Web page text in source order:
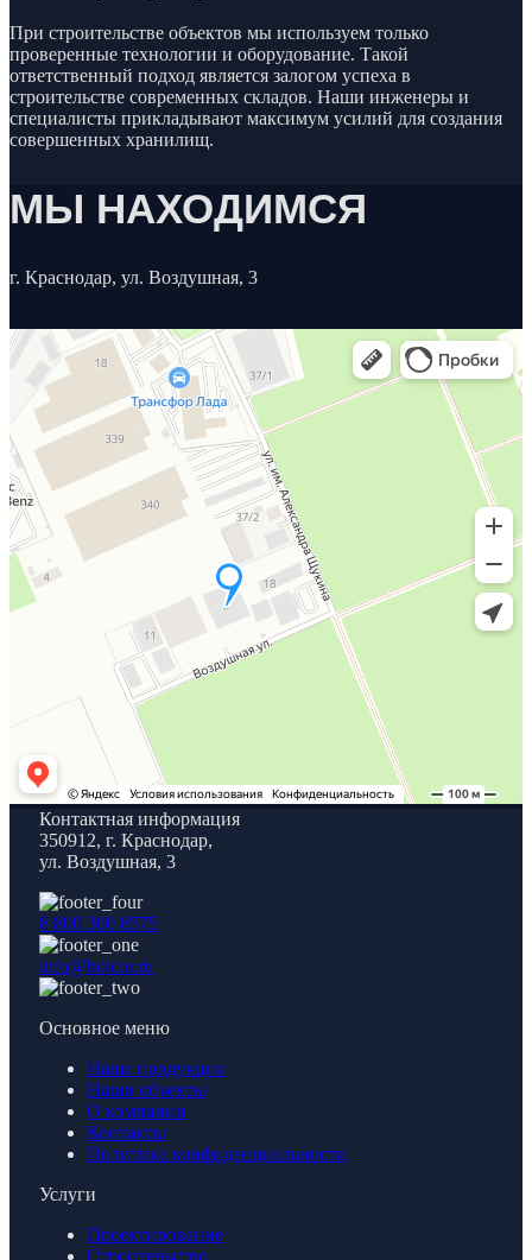
При строительстве объектов мы используем только
проверенные технологии и оборудование. Такой
ответственный подход является залогом успеха в
строительстве современных складов. Наши инженеры и
специалисты прикладывают максимум усилий для создания
совершенных хранилищ.
МЫ НАХОДИМСЯ
г. Краснодар, ул. Воздушная, 3
Контактная информация
350912, г. Краснодар,
ул. Воздушная, 3
8 800 300 8575
info@holcor.ru
Основное меню
Наша продукция
Наши объекты
О компании
Контакты
Политика конфиденциальности
Услуги
Проектирование
Строительство